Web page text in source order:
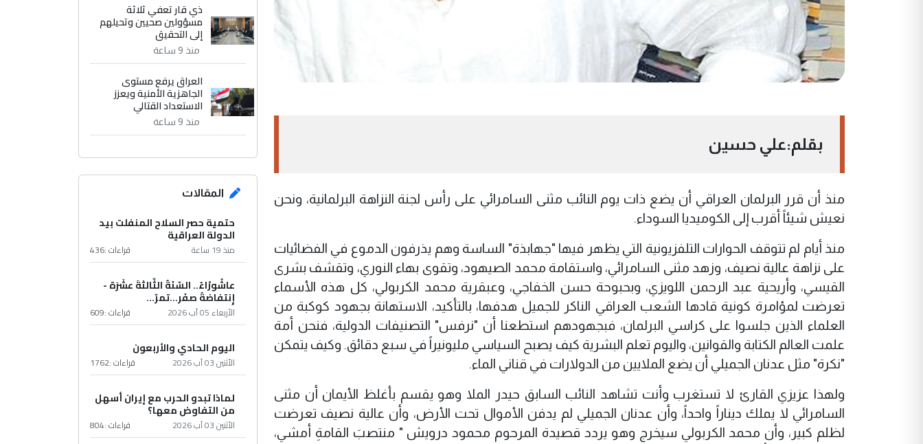
بقلم:علي حسين
منذ أن قرر البرلمان العراقي أن يضع ذات يوم النائب مثنى السامرائي على رأس لجنة النزاهة البرلمانية، ونحن
نعيش شيئاً أقرب إلى الكوميديا السوداء.
منذ أيام لم تتوقف الحوارات التلفزيونية التي يظهر فيها "جهابذة" الساسة وهم يذرفون الدموع في الفضائيات
على نزاهة عالية نصيف، وزهد مثنى السامرائي، واستقامة محمد الصيهود، وتقوى بهاء النوري، وتقشف بشرى
القيسي، وأريحية عبد الرحمن اللويزي، وبحبوحة حسن الخفاجي، وعبقرية محمد الكربولي، كل هذه الأسماء
تعرضت لمؤامرة كونية قادها الشعب العراقي الناكر للجميل هدفها، بالتأكيد، الاستهانة بجهود كوكبة من
العلماء الذين جلسوا على كراسي البرلمان، فبجهودهم استطعنا أن "نرفس" التصنيفات الدولية، فنحن أمة
علمت العالم الكتابة والقوانين، واليوم تعلم البشرية كيف يصبح السياسي مليونيراً في سبع دقائق. وكيف يتمكن
"نكرة" مثل عدنان الجميلي أن يضع الملايين من الدولارات في قناني الماء.
ولهذا عزيزي القارئ لا تستغرب وأنت تشاهد النائب السابق حيدر الملا وهو يقسم بأغلظ الأيمان أن مثنى
السامرائي لا يملك ديناراً واحداً، وأن عدنان الجميلي لم يدفن الأموال تحت الأرض، وأن عالية نصيف تعرضت
لظلم كبير، وأن محمد الكربولي سيخرج وهو يردد قصيدة المرحوم محمود درويش " منتصبَ القامةِ أمشي،
ذي قار تعفي ثلاثة
مسؤولين صحيين وتحيلهم
إلى التحقيق
منذ 9 ساعة
العراق يرفع مستوى
الجاهزية الأمنية ويعزز
الاستعداد القتالي
منذ 9 ساعة
المقالات
حتمية حصر السلاح المنفلت بيد
الدولة العراقية
منذ 19 ساعة قراءات :436
عاشُورْاءُ.. السّنَةُ الثّالثةَ عشَرَة -
إِنتفاضةُ صفَر…تمرّ...
الأربعاء 05 آب 2026 قراءات :609
اليوم الحادي والأربعون
الأثنين 03 آب 2026 قراءات :1762
لماذا تبدو الحرب مع إيران أسهل
من التفاوض معها؟
الأثنين 03 آب 2026 قراءات :804